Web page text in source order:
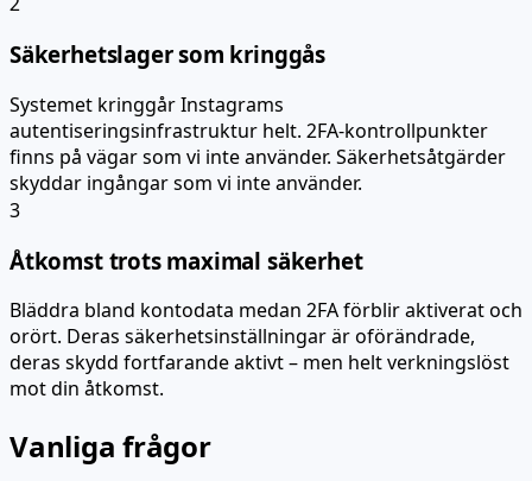
Säkerhetslager som kringgås
Systemet kringgår Instagrams
autentiseringsinfrastruktur helt. 2FA-kontrollpunkter
finns på vägar som vi inte använder. Säkerhetsåtgärder
skyddar ingångar som vi inte använder.
3
Åtkomst trots maximal säkerhet
Bläddra bland kontodata medan 2FA förblir aktiverat och
orört. Deras säkerhetsinställningar är oförändrade,
deras skydd fortfarande aktivt – men helt verkningslöst
mot din åtkomst.
Vanliga frågor